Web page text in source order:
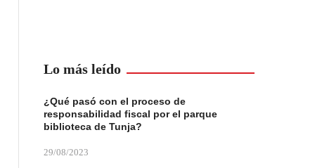
Lo más leído
¿Qué pasó con el proceso de
responsabilidad fiscal por el parque
biblioteca de Tunja?
29/08/2023